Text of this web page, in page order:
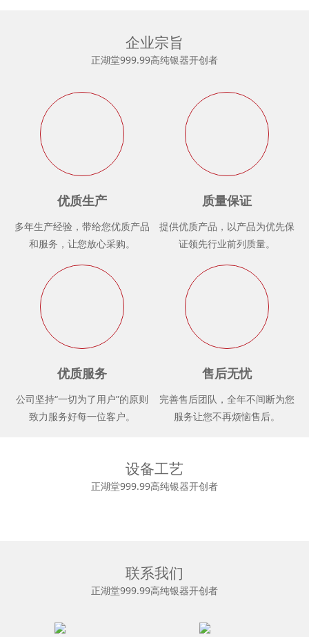
企业宗旨
正湖堂999.99高纯银器开创者
优质生产
多年生产经验，带给您优质产品
和服务，让您放心采购。
质量保证
提供优质产品，以产品为优先保
证领先行业前列质量。
优质服务
公司坚持“一切为了用户”的原则
致力服务好每一位客户。
售后无忧
完善售后团队，全年不间断为您
服务让您不再烦恼售后。
设备工艺
正湖堂999.99高纯银器开创者
联系我们
正湖堂999.99高纯银器开创者